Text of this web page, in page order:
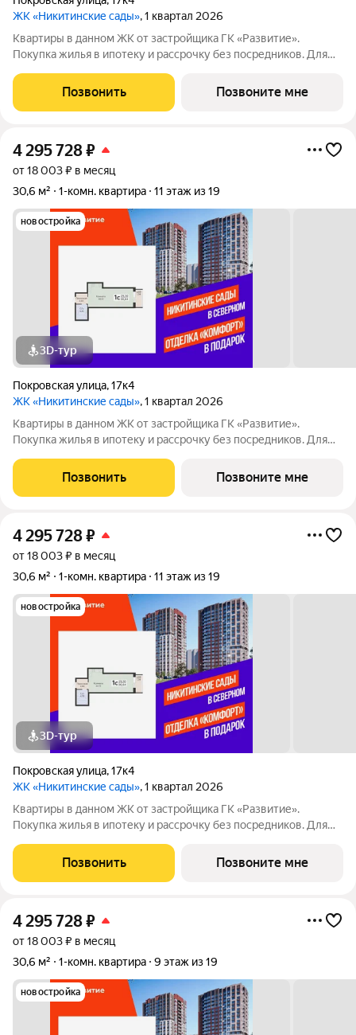
ЖК «Никитинские сады», 1 квартал 2026
Квартиры в данном ЖК от застройщика ГК «Развитие».
Покупка жилья в ипотеку и рассрочку без посредников. Для
обращайтесь в отдел продаж застройщика.
Позвонить Позвоните мне
4 295 728₽
от 18 003 ₽ в месяц
30,6 м²
1-комн. квартира 11 этаж из 19
новостройка
3D-тур
Покровская улица,17к4
ЖК «Никитинские сады», 1 квартал 2026
Квартиры в данном ЖК от застройщика ГК «Развитие».
Покупка жилья в ипотеку и рассрочку без посредников. Для
обращайтесь в отдел продаж застройщика.
Позвонить Позвоните мне
4 295 728₽
от 18 003 ₽ в месяц
30,6 м²
1-комн. квартира 11 этаж из 19
новостройка
3D-тур
Покровская улица,17к4
ЖК «Никитинские сады», 1 квартал 2026
Квартиры в данном ЖК от застройщика ГК «Развитие».
Покупка жилья в ипотеку и рассрочку без посредников. Для
обращайтесь в отдел продаж застройщика.
Позвонить Позвоните мне
4 295 728₽
от 18 003 ₽ в месяц
30,6 м²
1-комн. квартира 9 этаж из 19
новостройка